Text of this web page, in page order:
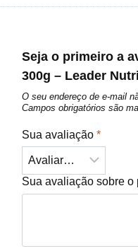
Seja o primeiro a
300g – Leader
O seu endereço de e-mail
Campos obrigatórios são
Sua avaliação*
Sua avaliação sobre